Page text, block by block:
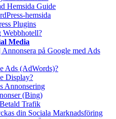
Hemsida Guide
hemsida
Plugins
Webbhotell?
Media
Annonsera på Google med Ads
Ads (AdWords)?
Display?
Annonsering
(Bing)
Trafik
din Sociala Marknadsföring